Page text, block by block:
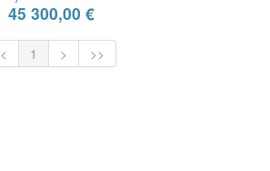
45 300,00 €
< 1 > >>